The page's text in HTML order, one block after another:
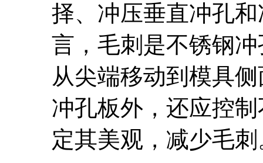
择、冲压垂直冲孔
言，毛刺是不锈钢
从尖端移动到模具
冲孔板外，还应控
定其美观，减少毛刺